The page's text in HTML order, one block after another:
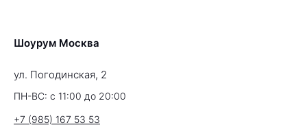
Шоурум Москва
ул. Погодинская, 2
ПН-ВС: с 11:00 до 20:00
+7 (985) 167 53 53